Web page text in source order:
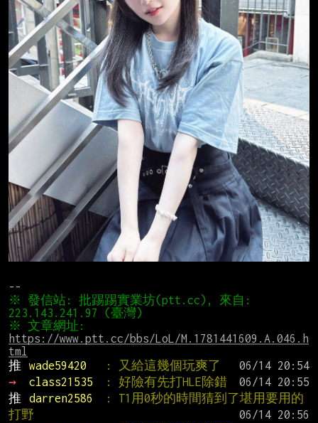
※ 發信站: 批踢踢實業坊(ptt.cc), 來自:
https://www.ptt.cc/bbs/LoL/M.1781441609.A.046.h
tml
推
wade59420 : 又給這幾個玩爽了
→
class21535 : 好險有先打HLE除錯
推
darren2586
: T1用0秒的時間猜到了堪用要用的
打野